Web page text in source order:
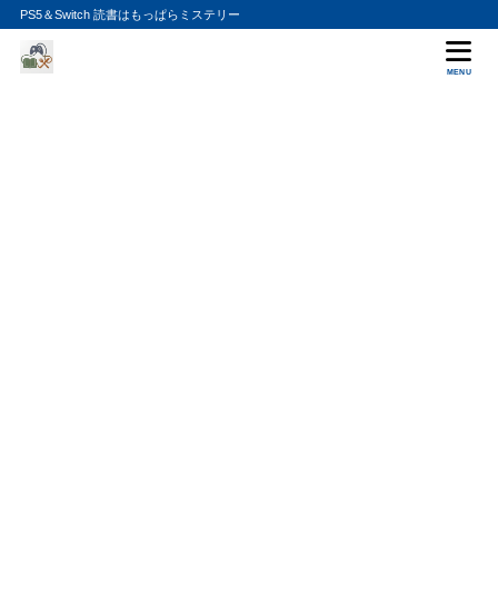
PS5＆Switch 読書はもっぱらミステリー
MENU